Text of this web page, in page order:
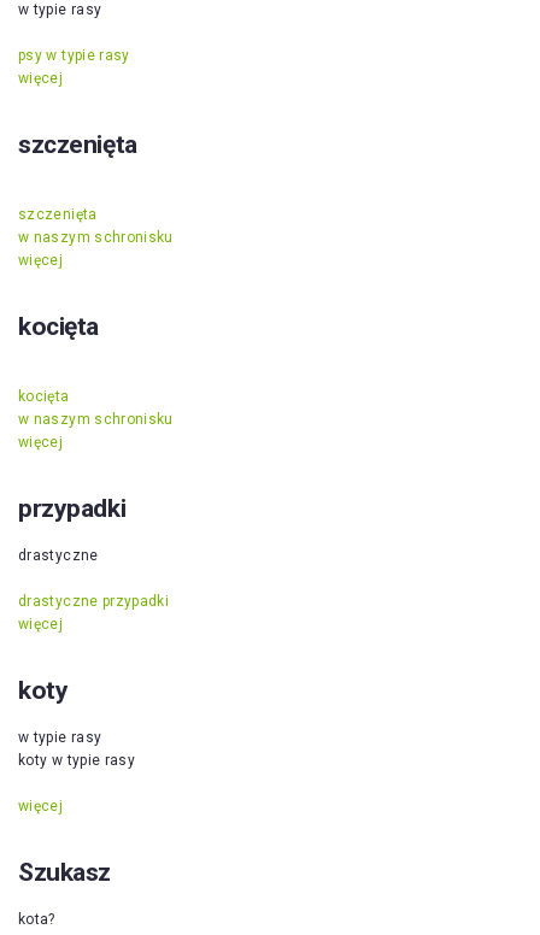
w typie rasy
psy w typie rasy
więcej
szczenięta
szczenięta
w naszym schronisku
więcej
kocięta
kocięta
w naszym schronisku
więcej
przypadki
drastyczne
drastyczne przypadki
więcej
koty
w typie rasy
koty w typie rasy
więcej
Szukasz
kota?